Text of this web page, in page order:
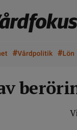
#Vårdpolitik #Lön